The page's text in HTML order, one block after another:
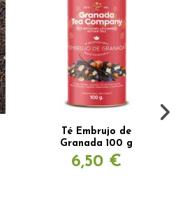
Té Embrujo de
Granada 100 g
6,50 €